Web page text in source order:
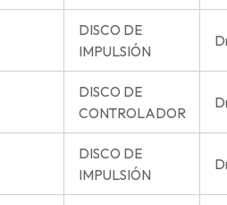
DISCO DE
IMPULSIÓN
DISCO DE
CONTROLADOR
DISCO DE
IMPULSIÓN